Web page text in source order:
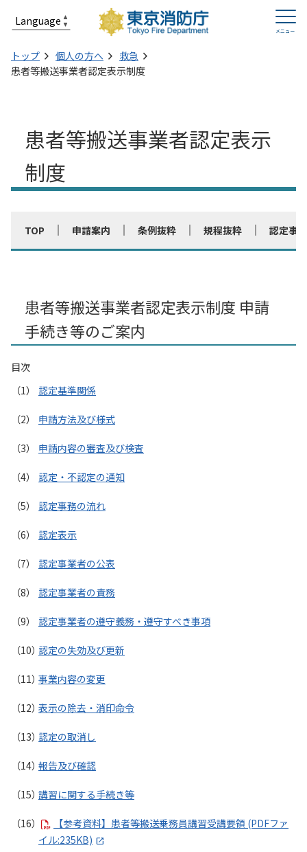
トップ 個人の方へ
救急
患者等搬送事業者認定表示制度
患者等搬送事業者認定表示
制度
TOP 申請案内 条例抜粋 規程抜粋 認定事
患者等搬送事業者認定表示制度 申請
手続き等のご案内
目次
認定基準関係
申請方法及び様式
申請内容の審査及び検査
認定・不認定の通知
認定事務の流れ
認定表示
認定事業者の公表
認定事業者の責務
認定事業者の遵守義務・遵守すべき事項
認定の失効及び更新
事業内容の変更
表示の除去・消印命令
認定の取消し
報告及び確認
講習に関する手続き等
【参考資料】患者等搬送乗務員講習受講要領 (PDFファ
イル:235KB)